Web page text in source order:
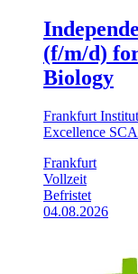
(f/m/d)
Biology
Frankfurt
Excellence
Frankfurt
Vollzeit
Befristet
04.08.2026